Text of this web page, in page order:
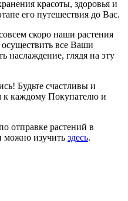
красоты, здоровья и
его путешествия до Вас.
скоро наши растения
осуществить все Ваши
наслаждение, глядя на эту
Будьте счастливы и
каждому Покупателю и
отправке растений в
можно изучить здесь.